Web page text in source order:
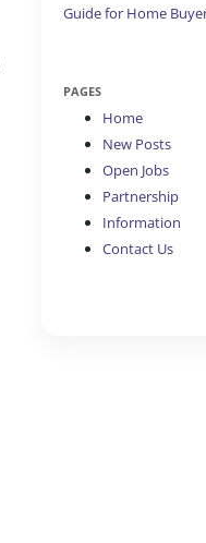
Guide for Home
PAGES
Home
New Posts
Open Jobs
Partnership
Information
Contact Us